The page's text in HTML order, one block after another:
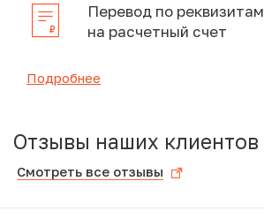
Перевод по реквизитам
на расчетный счет
Подробнее
Отзывы наших клиентов
Смотреть все отзывы